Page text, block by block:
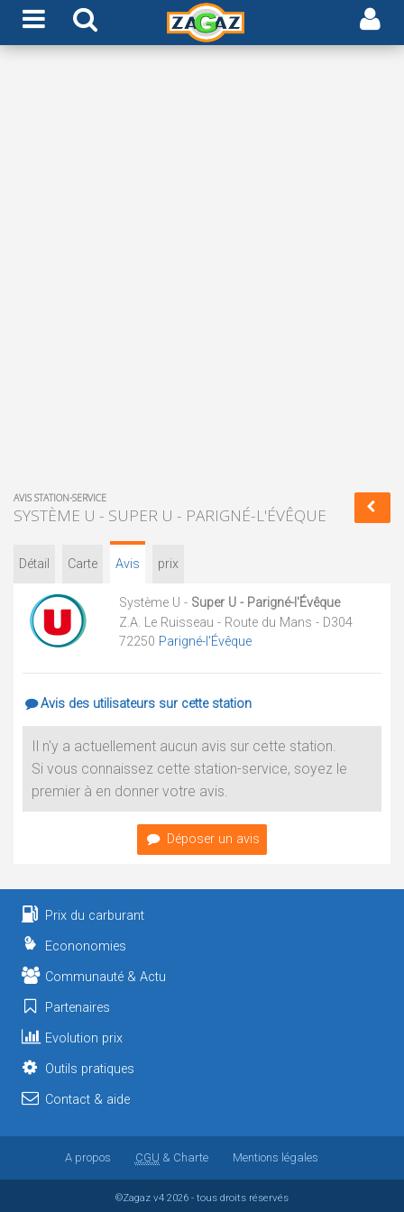
AVIS STATION-SERVICE
SYSTÈME U - SUPER U - PARIGNÉ-L'ÉVÊQUE
Détail Carte Avis prix
Système U - Super U - Parigné-l'Évêque
Z.A. Le Ruisseau - Route du Mans - D304
72250 Parigné-l'Évêque
Avis des utilisateurs sur cette station
Il n'y a actuellement aucun avis sur cette station.
Si vous connaissez cette station-service, soyez le
premier à en donner votre avis.
Déposer un avis
Prix du carburant
Econonomies
Communauté & Actu
Partenaires
Evolution prix
Outils pratiques
Contact & aide
A propos CGU & Charte Mentions légales
©Zagaz v4 2026 - tous droits réservés